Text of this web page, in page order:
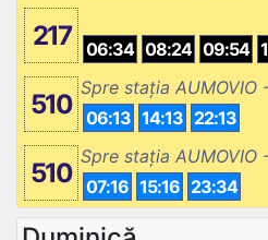
217 06:34 08:24 09:54
510
Spre stația AUMOVIO
06:13 14:13 22:13
510
Spre stația AUMOVIO
07:16 15:16 23:34